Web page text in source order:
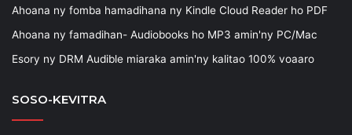
Ahoana ny fomba hamadihana ny Kindle Cloud Reader ho PDF
Ahoana ny famadihan- Audiobooks ho MP3 amin'ny PC/Mac
Esory ny DRM Audible miaraka amin'ny kalitao 100% voaaro
SOSO-KEVITRA